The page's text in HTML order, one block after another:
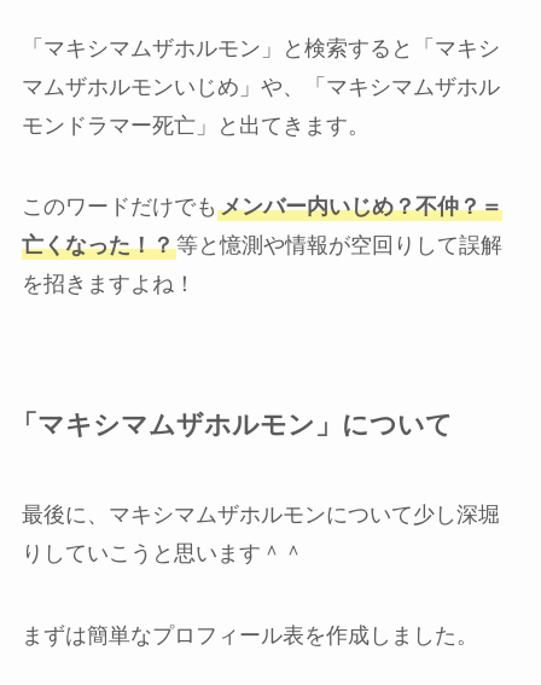
「マキシマムザホルモン」と検索すると「マキシ
マムザホルモンいじめ」や、「マキシマムザホル
モンドラマー死亡」と出てきます。
このワードだけでも メンバー内いじめ？不仲？＝
亡くなった！？等と憶測や情報が空回りして誤解
を招きますよね！
「マキシマムザホルモン」について
最後に、マキシマムザホルモンについて少し深堀
りしていこうと思います＾＾
まずは簡単なプロフィール表を作成しました。